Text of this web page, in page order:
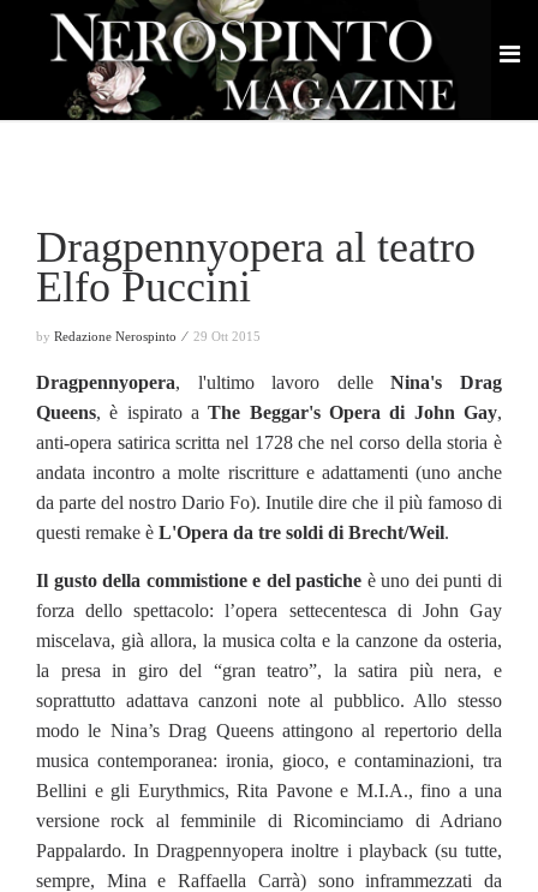
Dragpennyopera al teatro
Elfo Puccini
by Redazione Nerospinto ⁄ 29 Ott 2015
Dragpennyopera, l'ultimo lavoro delleNina's Drag
Queens, è ispirato aThe Beggar's Opera di John Gay,
anti-opera satirica scritta nel 1728 che nel corso della storia è
andata incontro a molte riscritture e adattamenti (uno anche
da parte del nostro Dario Fo). Inutile dire che il più famoso di
questi remake è L'Opera da tre soldi di Brecht/Weil.
Il gusto della commistione e del pastiche è uno dei punti di
forza dello spettacolo: l’opera settecentesca di John Gay
miscelava, già allora, la musica colta e la canzone da osteria,
la presa in giro del “gran teatro”, la satira più nera, e
soprattutto adattava canzoni note al pubblico. Allo stesso
modo le Nina’s Drag Queens attingono al repertorio della
musica contemporanea: ironia, gioco, e contaminazioni, tra
Bellini e gli Eurythmics, Rita Pavone e M.I.A., fino a una
versione rock al femminile di Ricominciamo di Adriano
Pappalardo. In Dragpennyopera inoltre i playback (su tutte,
sempre, Mina e Raffaella Carrà) sono inframmezzati da